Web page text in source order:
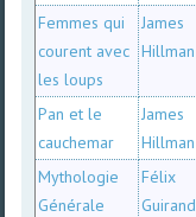
Femmes qui
courent avec
les loups
James
Hillman
Pan et le
cauchemar
James
Hillman
Mythologie
Générale
Félix
Guirand